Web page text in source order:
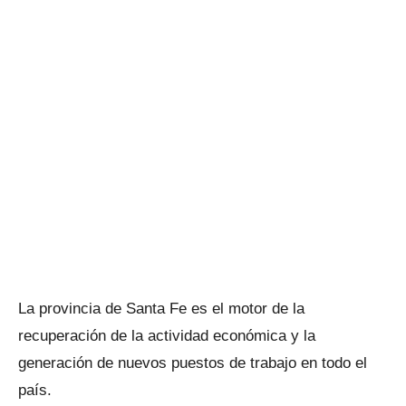
La provincia de Santa Fe es el motor de la
recuperación de la actividad económica y la
generación de nuevos puestos de trabajo en todo el
país.